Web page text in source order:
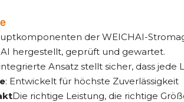
der WEICHAI-
hergestellt, geprüft und gewartet.
Ansatz stellt sicher, dass jede
: Entwickelt für höchste Zuverlässigkeit
Die richtige Leistung, die richtige